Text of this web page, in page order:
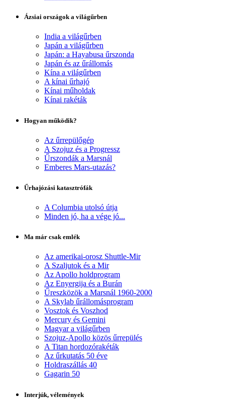
Ázsiai országok a világűrben
India a világűrben
Japán a világűrben
Japán: a Hayabusa űrszonda
Japán és az űrállomás
Kína a világűrben
A kínai űrhajó
Kínai műholdak
Kínai rakéták
Hogyan működik?
Az űrrepülőgép
A Szojuz és a Progressz
Űrszondák a Marsnál
Emberes Mars-utazás?
Űrhajózási katasztrófák
A Columbia utolsó útja
Minden jó, ha a vége jó...
Ma már csak emlék
Az amerikai-orosz Shuttle-Mir
A Szaljutok és a Mir
Az Apollo holdprogram
Az Enyergija és a Burán
Űreszközök a Marsnál 1960-2000
A Skylab űrállomásprogram
Vosztok és Voszhod
Mercury és Gemini
Magyar a világűrben
Szojuz-Apollo közös űrrepülés
A Titan hordozórakéták
Az űrkutatás 50 éve
Holdraszállás 40
Gagarin 50
Interjúk, vélemények